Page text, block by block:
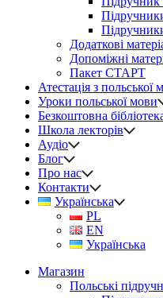
Додаткові
Допоміжні
Пакет СТАРТ
Атестація з польської
Уроки польської мови
Безкоштовна
Школа лекторів
Аудіо
Блог
Про нас
Контакти
Українська
PL
EN
Українська
Магазин
Польські